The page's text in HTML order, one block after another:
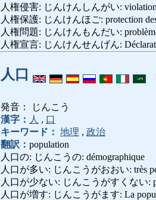
人権侵害: じんけんしんがい:
人権保護: じんけんほご: protection
人権問題: じんけんもんだい:
人権宣言: じんけんせんげん:
人口
発音： じんこう
漢字： 人 , 口
キーワード： 地理 , 政治
翻訳： population
人口の: じんこうの: démographique
人口が多い: じんこうがおおい: très
人口が少ない: じんこうがすくない:
人口が増す: じんこうがます: La